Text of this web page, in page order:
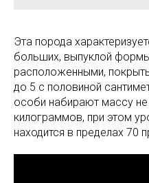
Эта порода
больших, выпуклой
расположенными,
до 5 с половиной
особи набирают массу
килограммов, при этом
находится в пределах 70